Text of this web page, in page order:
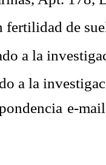
fertilidad de
a la
a la
e-